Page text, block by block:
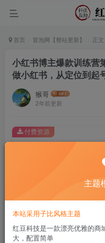
首页 冒泡网【整站更新】 正文
小红书博主爆款训练营
做小红书，从定位到起
猴哥
2年前更新
此内容为付费资源，请付费后
￥
您当前未登录
付费资源
主题
本站采用子比风格主题
红豆科技是一款漂亮优雅的商
大，配置简单